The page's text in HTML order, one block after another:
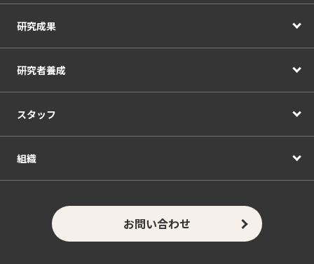
研究成果
研究者養成
スタッフ
組織
お問い合わせ